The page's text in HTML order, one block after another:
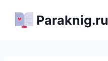
Paraknig.ru